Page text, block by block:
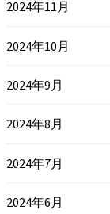
2024年11月
2024年10月
2024年9月
2024年8月
2024年7月
2024年6月